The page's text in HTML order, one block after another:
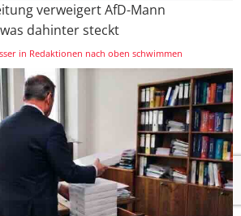
verweigert AfD-Mann
dahinter steckt
in Redaktionen nach oben schwimmen